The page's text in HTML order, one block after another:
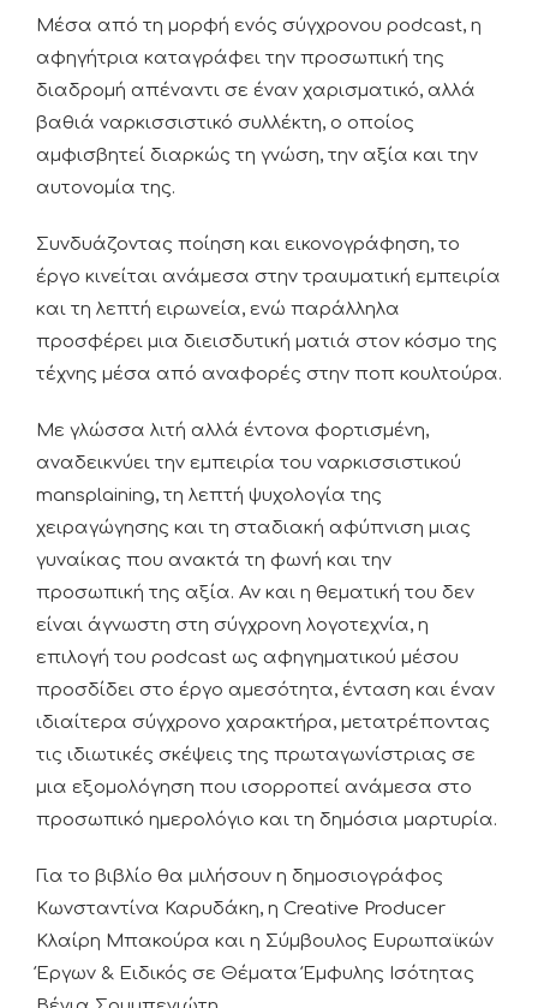
Μέσα από τη μορφή ενός σύγχρονου podcast, η
αφηγήτρια καταγράφει την προσωπική της
διαδρομή απέναντι σε έναν χαρισματικό, αλλά
βαθιά ναρκισσιστικό συλλέκτη, ο οποίος
αμφισβητεί διαρκώς τη γνώση, την αξία και την
αυτονομία της.
Συνδυάζοντας ποίηση και εικονογράφηση, το
έργο κινείται ανάμεσα στην τραυματική εμπειρία
και τη λεπτή ειρωνεία, ενώ παράλληλα
προσφέρει μια διεισδυτική ματιά στον κόσμο της
τέχνης μέσα από αναφορές στην ποπ κουλτούρα.
Με γλώσσα λιτή αλλά έντονα φορτισμένη,
αναδεικνύει την εμπειρία του ναρκισσιστικού
mansplaining, τη λεπτή ψυχολογία της
χειραγώγησης και τη σταδιακή αφύπνιση μιας
γυναίκας που ανακτά τη φωνή και την
προσωπική της αξία. Αν και η θεματική του δεν
είναι άγνωστη στη σύγχρονη λογοτεχνία, η
επιλογή του podcast ως αφηγηματικού μέσου
προσδίδει στο έργο αμεσότητα, ένταση και έναν
ιδιαίτερα σύγχρονο χαρακτήρα, μετατρέποντας
τις ιδιωτικές σκέψεις της πρωταγωνίστριας σε
μια εξομολόγηση που ισορροπεί ανάμεσα στο
προσωπικό ημερολόγιο και τη δημόσια μαρτυρία.
Για το βιβλίο θα μιλήσουν η δημοσιογράφος
Κωνσταντίνα Καρυδάκη, η Creative Producer
Κλαίρη Μπακούρα και η Σύμβουλος Ευρωπαϊκών
Έργων & Ειδικός σε Θέματα Έμφυλης Ισότητας